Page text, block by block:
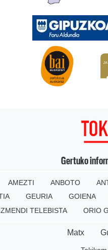
Gertuko
AMEZTI ANBOTO
GEURIA GOIENA
TELEBISTA ORIO
Matx